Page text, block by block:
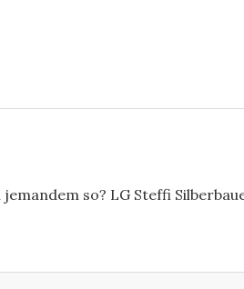
so? LG Steffi